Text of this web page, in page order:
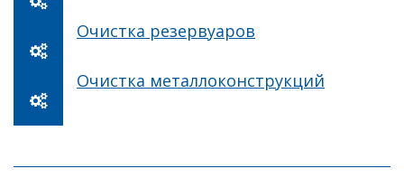
Очистка резервуаров
Очистка металлоконструкций